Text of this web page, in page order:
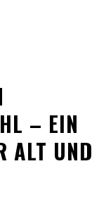
– EIN A
UND J